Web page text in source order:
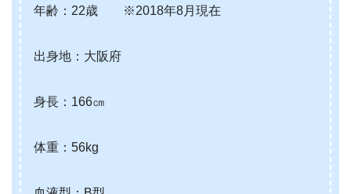
年齢：22歳 ※2018年8月現在
出身地：大阪府
身長：166㎝
体重：56kg